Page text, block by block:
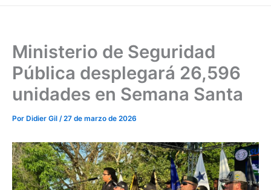
Ministerio de Seguridad
Pública desplegará 26,596
unidades en Semana Santa
Por Didier Gil /27 de marzo de 2026